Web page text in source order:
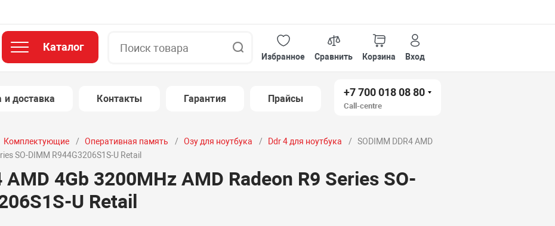
Каталог
Избранное
Сравнить Корзина Вход
и доставка Контакты Гарантия Прайсы
+7 700 018 08 80
Call-centre
Комплектующие Оперативная память Озу для ноутбука Ddr 4 для ноутбука
SODIMM DDR4 AMD
SO-DIMM R944G3206S1S-U Retail
AMD 4Gb 3200MHz AMD Radeon R9 Series SO-
U Retail